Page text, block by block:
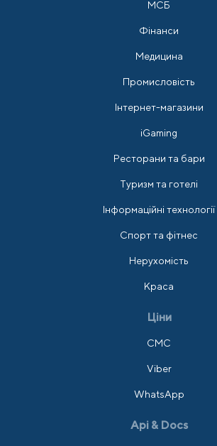
МСБ
Фінанси
Медицина
Промисловість
Інтернет-магазини
iGaming
Ресторани та бари
Туризм та готелі
Інформаційні технології
Спорт та фітнес
Нерухомість
Краса
Ціни
СМС
Viber
WhatsApp
Api & Docs